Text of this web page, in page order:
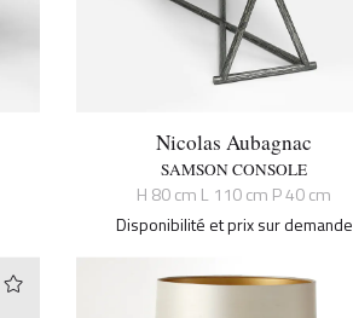
Nicolas Aubagnac
SAMSON CONSOLE
H 80 cm L 110 cm P 40 cm
Disponibilité et prix sur demande